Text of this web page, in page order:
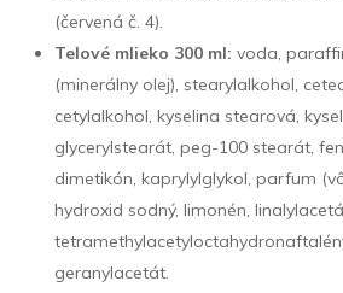
(červená č. 4).
Telové mlieko 300 ml: voda,
(minerálny olej), stearylalkohol,
cetylalkohol, kyselina stearová,
glycerylstearát, peg-100 stearát,
dimetikón, kaprylylglykol, parfum
hydroxid sodný, limonén,
geranylacetát.